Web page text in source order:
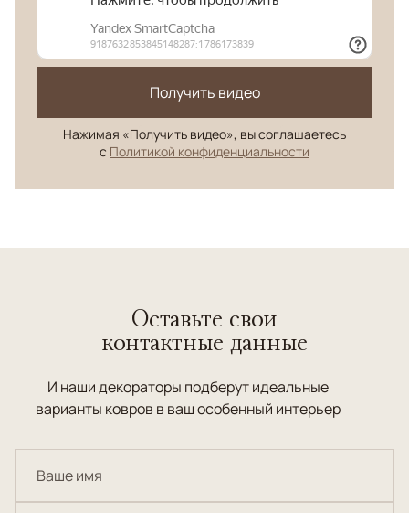
Получить видео
Нажимая «Получить видео», вы соглашаетесь
с Политикой конфиденциальности
Оставьте свои
контактные данные
И наши декораторы подберут идеальные
варианты ковров в ваш особенный интерьер